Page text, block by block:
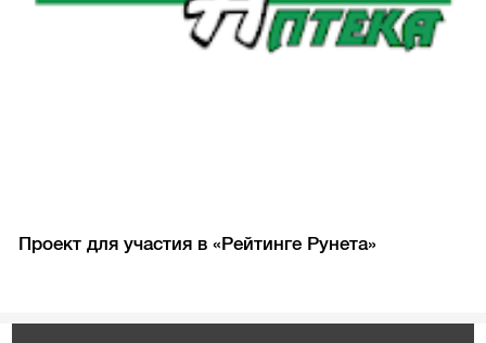
Проект для участия в «Рейтинге Рунета»